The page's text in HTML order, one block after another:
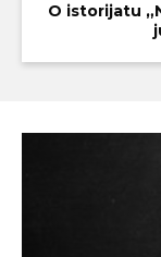
O istorijatu